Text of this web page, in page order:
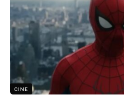
CINE